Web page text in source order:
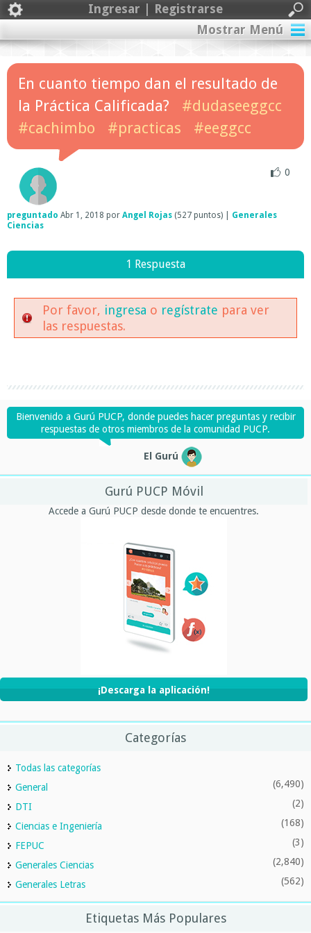
Ingresar | Registrarse
Mostrar Menú
En cuanto tiempo dan el resultado de
la Práctica Calificada?
#dudaseeggcc
#cachimbo
#practicas #eeggcc
0
preguntado Abr 1, 2018 por Angel Rojas (527 puntos)
Generales
Ciencias
1 Respuesta
Por favor, ingresa o regístrate para ver
las respuestas.
Bienvenido a Gurú PUCP, donde puedes hacer preguntas y recibir
respuestas de otros miembros de la comunidad PUCP.
El Gurú
Gurú PUCP Móvil
Accede a Gurú PUCP desde donde te encuentres.
¡Descarga la aplicación!
Categorías
Todas las categorías
General
(6,490)
DTI (2)
Ciencias e Ingeniería (168)
FEPUC (3)
Generales Ciencias (2,840)
Generales Letras (562)
Etiquetas Más Populares